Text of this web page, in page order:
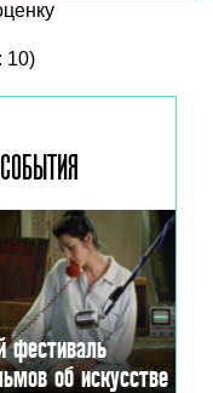
10)
СОБЫТИЯ
фестиваль
об искусстве